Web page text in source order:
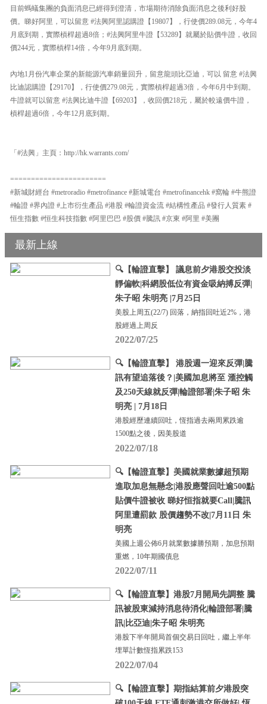
目前螞蟻集團的負面消息已經得到澄清，市場期待消除負面消息之後利好股
價。睇好阿里，可以留意 #法興阿里認購證【19807】，行使價289.08元，今年4
月底到期，實際槓桿超過8倍；#法興阿里牛證【53289】就屬於貼價牛證，收回
價244元，實際槓桿14倍，今年9月底到期。
內地1月份汽車企業的新能源汽車銷量回升，留意龍頭比亞迪，可以 留意 #法興
比迪認購證【29170】，行使價279.08元，實際槓桿超過3倍，今年6月中到期。
牛證就可以留意 #法興比迪牛證【69203】，收回價218元，屬於較遠價牛證，
槓桿超過6倍，今年12月底到期。
「#法興」主頁：http://hk.warrants.com/
=======================
#新城財經台 #metroradio #metrofinance #新城電台 #metrofinancehk #窩輪 #牛熊證
#輪證 #界內證 #上市衍生產品 #港股 #輪證資金流 #結構性產品 #發行人質素 #
恒生指數 #恒生科技指數 #阿里巴巴 #股價 #騰訊 #京東 #阿里 #美團
最新上線
🔍【輪證直擊】 議息前夕港股交投淡
靜偏軟|科網股低位有資金吸納搏反彈|
朱子昭 朱明亮 |7月25日
美股上周五(22/7) 回落，納指回吐近2%，港
股經過上周反
2022/07/25
🔍【輪證直擊】 港股週一迎來反彈|騰
訊有望追落後？|美國加息將至 滙控觸
及250天線就反彈|輪證部署|朱子昭 朱
明亮 | 7月18日
港股經歷連續回吐，恆指過去兩周累跌逾
1500點之後，因美股道
2022/07/18
🔍【輪證直擊】美國就業數據超預期
進取加息無懸念|港股應聲回吐逾500點
貼價牛證被收 睇好恒指就要Call|騰訊
阿里遭罰款 股價趨勢不改|7月11日 朱
明亮
美國上週公佈6月就業數據勝預期，加息預期
重燃，10年期國債息
2022/07/11
🔍【輪證直擊】港股7月開局先調整 騰
訊被股東減持消息待消化|輪證部署|騰
訊|比亞迪|朱子昭 朱明亮
港股下半年開局首個交易日回吐，繼上半年
埋單計數恆指累跌153
2022/07/04
🔍【輪證直擊】期指結算前夕港股突